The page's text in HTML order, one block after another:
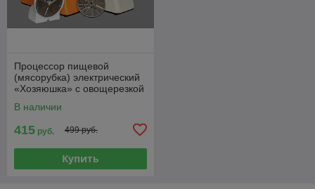
Процессор пищевой
(мясорубка) электрический
«Хозяюшка» с овощерезкой
В наличии
415 руб. 499 руб.
Купить